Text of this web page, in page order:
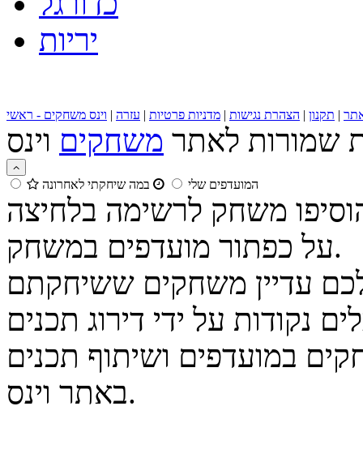
יריות
| תקנון | הצהרת נגישות | מדניות פרטיות | עזרה | וינס משחקים - ראשי
שמורות לאתר משחקים
המועדפים שלי במה שיחקתי לאחרונה
משחק לרשימה בלחיצה
על כפתור מועדפים במשחק.
על ידי דירוג תכנים
במועדפים ושיתוף תכנים
באתר וינס.